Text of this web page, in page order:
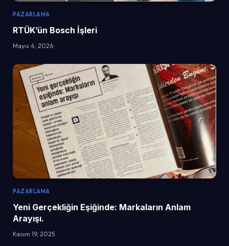
PAZARLAMA
RTÜK’ün Bosch İşleri
Mayıs 4, 2026
PAZARLAMA
Yeni Gerçekliğin Eşiğinde: Markaların Anlam
Arayışı.
Kasım 19, 2025